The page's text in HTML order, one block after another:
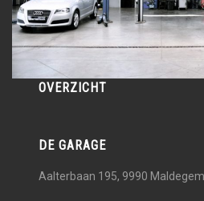
OVERZICHT
DE GARAGE
Aalterbaan 195, 9990 Maldegem